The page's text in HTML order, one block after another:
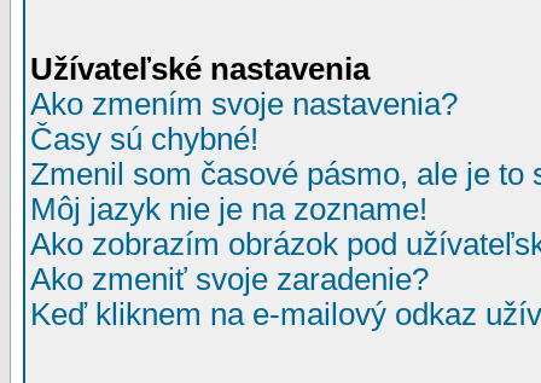
Užívateľské nastavenia
Ako zmením svoje nastavenia?
Časy sú chybné!
Zmenil som časové pásmo, ale je to
Môj jazyk nie je na zozname!
Ako zobrazím obrázok pod
Ako zmeniť svoje zaradenie?
Keď kliknem na e-mailový odkaz